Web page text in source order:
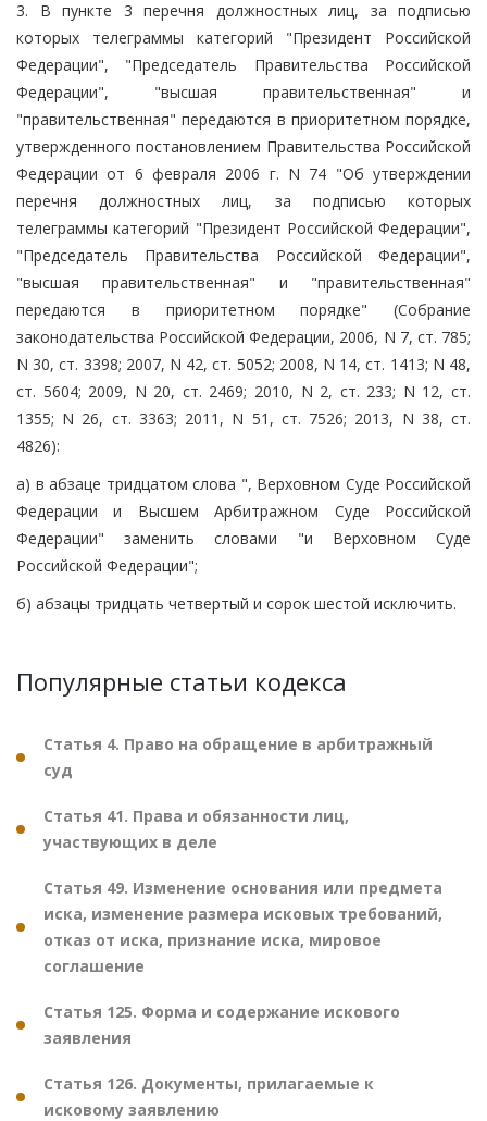
3. В пункте 3 перечня должностных лиц, за подписью
которых телеграммы категорий "Президент Российской
Федерации", "Председатель Правительства Российской
Федерации", "высшая правительственная" и
"правительственная" передаются в приоритетном порядке,
утвержденного постановлением Правительства Российской
Федерации от 6 февраля 2006 г. N 74 "Об утверждении
перечня должностных лиц, за подписью которых
телеграммы категорий "Президент Российской Федерации",
"Председатель Правительства Российской Федерации",
"высшая правительственная" и "правительственная"
передаются в приоритетном порядке" (Собрание
законодательства Российской Федерации, 2006, N 7, ст. 785;
N 30, ст. 3398; 2007, N 42, ст. 5052; 2008, N 14, ст. 1413; N 48,
ст. 5604; 2009, N 20, ст. 2469; 2010, N 2, ст. 233; N 12, ст.
1355; N 26, ст. 3363; 2011, N 51, ст. 7526; 2013, N 38, ст.
4826):
а) в абзаце тридцатом слова ", Верховном Суде Российской
Федерации и Высшем Арбитражном Суде Российской
Федерации" заменить словами "и Верховном Суде
Российской Федерации";
б) абзацы тридцать четвертый и сорок шестой исключить.
Популярные статьи кодекса
Статья 4. Право на обращение в арбитражный
суд
Статья 41. Права и обязанности лиц,
участвующих в деле
Статья 49. Изменение основания или предмета
иска, изменение размера исковых требований,
отказ от иска, признание иска, мировое
соглашение
Статья 125. Форма и содержание искового
заявления
Статья 126. Документы, прилагаемые к
исковому заявлению